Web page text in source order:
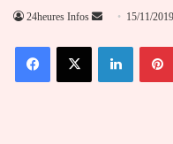
24heures Infos
Envoyer
courriel
15/11/2019
FacebookX